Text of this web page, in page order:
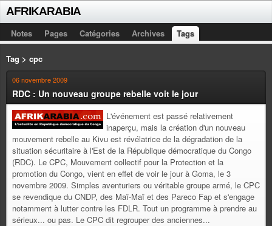
AFRIKARABIA
Notes Pages Catégories Archives Tags
Tag > cpc
06 novembre 2009
RDC : Un nouveau groupe rebelle voit le jour
L'événement est passé relativement
inaperçu, mais la création d'un nouveau
mouvement rebelle au Kivu est révélatrice de la dégradation de la
situation sécuritaire à l'Est de la République démocratique du Congo
(RDC). Le CPC, Mouvement collectif pour la Protection et la
promotion du Congo, vient en effet de voir le jour à Goma, le 3
novembre 2009. Simples aventuriers ou véritable groupe armé, le CPC
se revendique du CNDP, des Maï-Maï et des Pareco Fap et s'engage
notamment à lutter contre les FDLR. Tout un programme à prendre au
sérieux... ou pas. Le CPC dit regrouper des anciennes...